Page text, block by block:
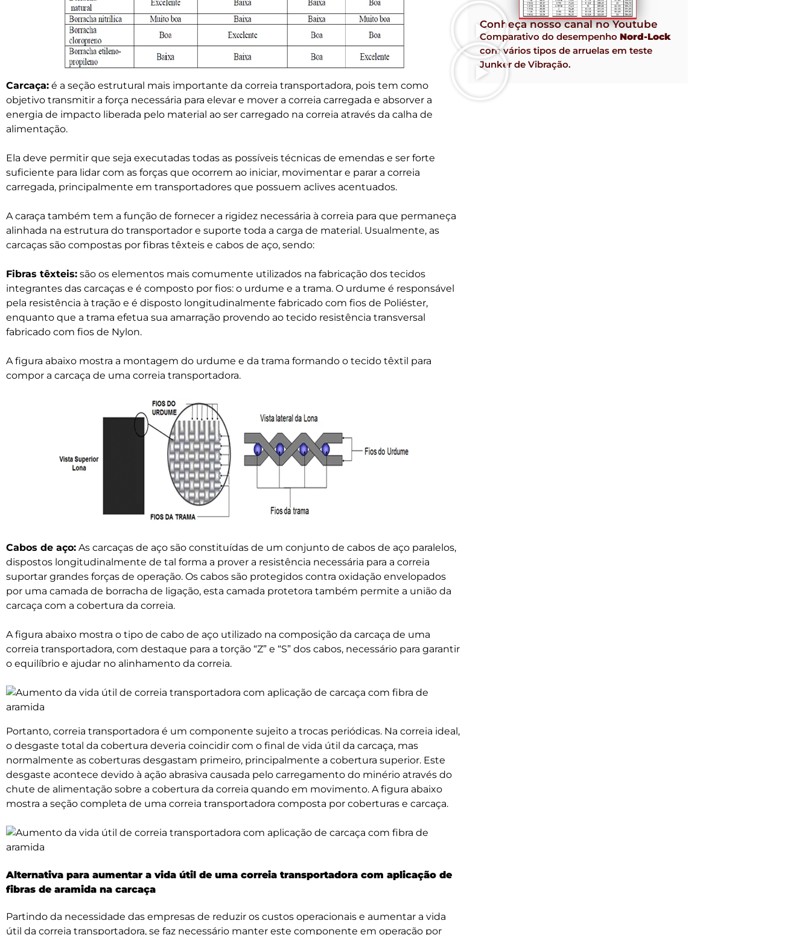
Carcaça: é a seção estrutural mais importante da correia transportadora, pois tem como
objetivo transmitir a força necessária para elevar e mover a correia carregada e absorver a
energia de impacto liberada pelo material ao ser carregado na correia através da calha de
alimentação.
Ela deve permitir que seja executadas todas as possíveis técnicas de emendas e ser forte
suficiente para lidar com as forças que ocorrem ao iniciar, movimentar e parar a correia
carregada, principalmente em transportadores que possuem aclives acentuados.
A caraça também tem a função de fornecer a rigidez necessária à correia para que permaneça
alinhada na estrutura do transportador e suporte toda a carga de material. Usualmente, as
carcaças são compostas por fibras têxteis e cabos de aço, sendo:
Fibras têxteis: são os elementos mais comumente utilizados na fabricação dos tecidos
integrantes das carcaças e é composto por fios: o urdume e a trama. O urdume é responsável
pela resistência à tração e é disposto longitudinalmente fabricado com fios de Poliéster,
enquanto que a trama efetua sua amarração provendo ao tecido resistência transversal
fabricado com fios de Nylon.
A figura abaixo mostra a montagem do urdume e da trama formando o tecido têxtil para
compor a carcaça de uma correia transportadora.
Cabos de aço: As carcaças de aço são constituídas de um conjunto de cabos de aço paralelos,
dispostos longitudinalmente de tal forma a prover a resistência necessária para a correia
suportar grandes forças de operação. Os cabos são protegidos contra oxidação envelopados
por uma camada de borracha de ligação, esta camada protetora também permite a união da
carcaça com a cobertura da correia.
A figura abaixo mostra o tipo de cabo de aço utilizado na composição da carcaça de uma
correia transportadora, com destaque para a torção “Z” e “S” dos cabos, necessário para garantir
o equilíbrio e ajudar no alinhamento da correia.
Portanto, correia transportadora é um componente sujeito a trocas periódicas. Na correia ideal,
o desgaste total da cobertura deveria coincidir com o final de vida útil da carcaça, mas
normalmente as coberturas desgastam primeiro, principalmente a cobertura superior. Este
desgaste acontece devido à ação abrasiva causada pelo carregamento do minério através do
chute de alimentação sobre a cobertura da correia quando em movimento. A figura abaixo
mostra a seção completa de uma correia transportadora composta por coberturas e carcaça.
Alternativa para aumentar a vida útil de uma correia transportadora com aplicação de
fibras de aramida na carcaça
Partindo da necessidade das empresas de reduzir os custos operacionais e aumentar a vida
útil da correia transportadora, se faz necessário manter este componente em operação por
Conheça nosso canal no Youtube
Comparativo do desempenhoNord-Lock
com vários tipos de arruelas em teste
Junker de Vibração.